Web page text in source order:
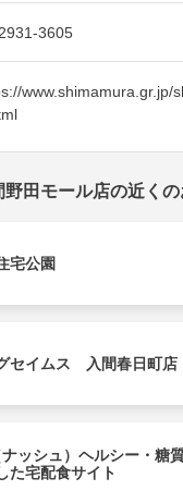
3605
www.shimamura.gr.jp/
田モール店の近く
宅公園
セイムス 入間春日町店
ッシュ）ヘルシー・糖
た宅配食サイト